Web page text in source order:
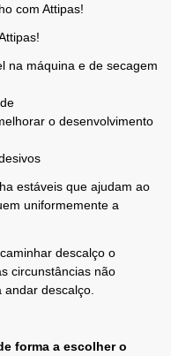
com Attipas!
na máquina e de secagem
o desenvolvimento
estáveis ​​que ajudam ao
uniformemente a
descalço o
circunstâncias não
descalço.
forma a escolher o